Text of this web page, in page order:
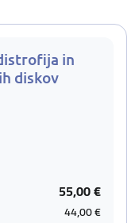
in
diskov
55,00 €
44,00 €